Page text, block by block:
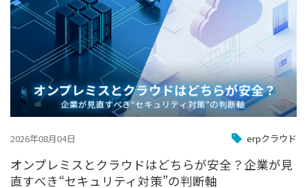
2026年08月04日 erpクラウド
オンプレミスとクラウドはどちらが安全？企業が見
直すべき“セキュリティ対策”の判断軸